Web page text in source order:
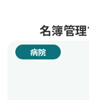
名簿管
病院